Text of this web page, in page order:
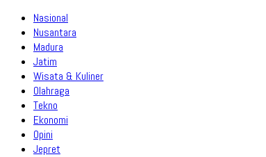
Nasional
Nusantara
Madura
Jatim
Wisata & Kuliner
Olahraga
Tekno
Ekonomi
Opini
Jepret